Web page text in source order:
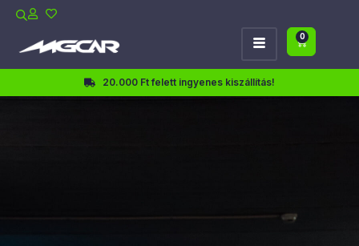
0
20.000 Ft felett ingyenes kiszállítás!